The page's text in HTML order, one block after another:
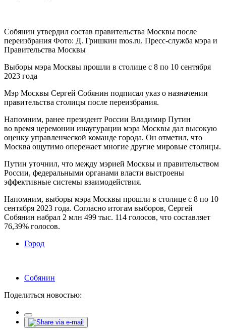
Собянин утвердил состав правительства Москвы после
переизбрания Фото: Д. Гришкин mos.ru. Пресс-служба мэра и
Правительства Москвы
Выборы мэра Москвы прошли в столице с 8 по 10 сентября
2023 года
Мэр Москвы Сергей Собянин подписал указ о назначении
правительства столицы после переизбрания.
Напомним, ранее президент России Владимир Путин
во время церемонии инаугурации мэра Москвы дал высокую
оценку управленческой команде города. Он отметил, что
Москва ощутимо опережает многие другие мировые столицы.
Путин уточнил, что между мэрией Москвы и правительством
России, федеральными органами власти выстроены
эффективные системы взаимодействия.
Напомним, выборы мэра Москвы прошли в столице с 8 по 10
сентября 2023 года. Согласно итогам выборов, Сергей
Собянин набрал 2 млн 499 тыс. 114 голосов, что составляет
76,39% голосов.
Город
Собянин
Поделиться новостью: